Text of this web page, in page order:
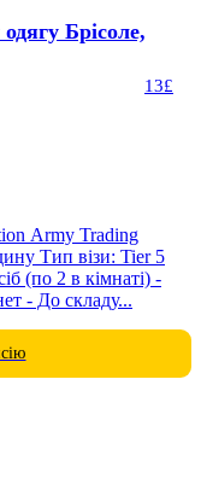
Брісоле,
13£
Army Trading
Тип візи: Tier 5
(по 2 в кімнаті) -
- До складу...